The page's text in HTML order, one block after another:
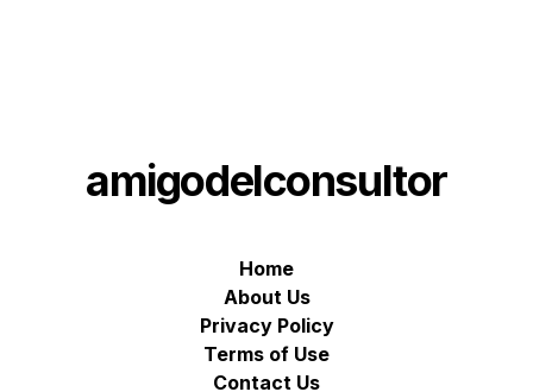
amigodelconsultor
Home
About Us
Privacy Policy
Terms of Use
Contact Us